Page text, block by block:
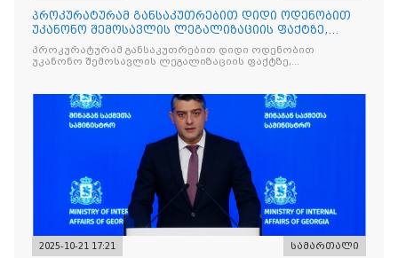
პროკურატურამ განსაკუთრებით დიდი ოდენობით
უკანონო შემოსავლის ლეგალიზაციის ფაქტზე,
საქართველოს ყოფილ პ
პროკურატურამ განსაკუთრებით დიდი ოდენობით
უკანონო შემოსავლის ლეგალიზაციის ფაქტზე,
2025-10-21 17:21 სამართალი